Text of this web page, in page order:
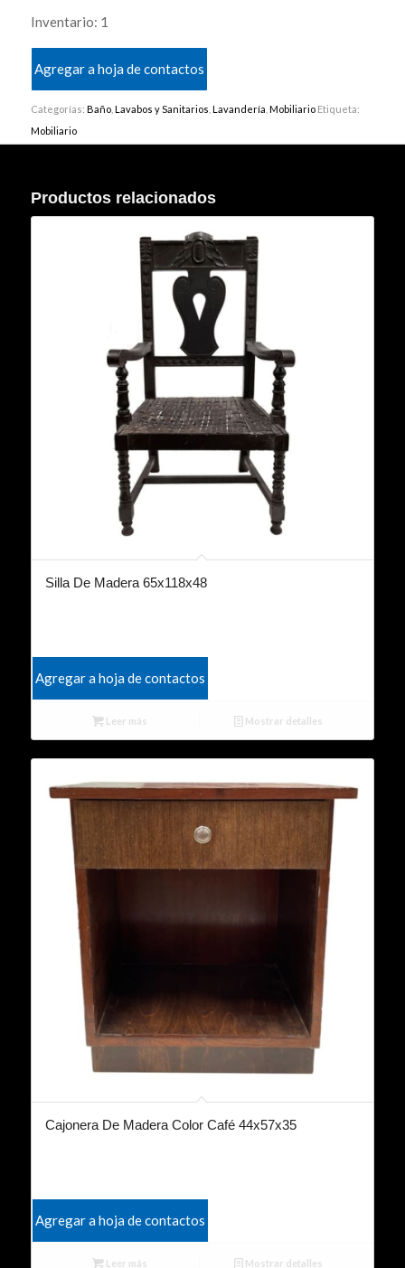
Inventario: 1
Agregar a hoja de contactos
Categorías: Baño, Lavabos y Sanitarios Lavandería Mobiliario Etiqueta:
Mobiliario
Productos relacionados
Silla De Madera 65x118x48
Agregar a hoja de contactos
Leer más Mostrar detalles
Cajonera De Madera Color Café 44x57x35
Agregar a hoja de contactos
Leer más Mostrar detalles